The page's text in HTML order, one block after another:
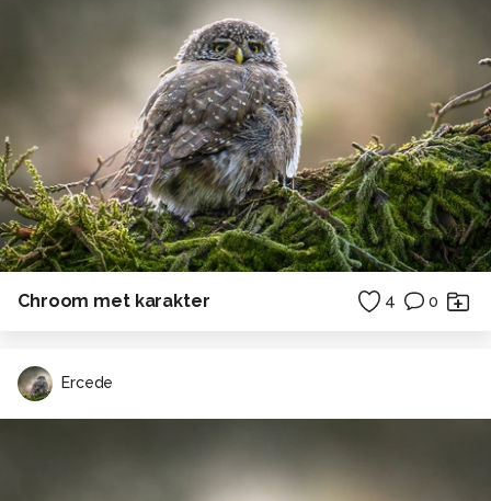
Chroom met karakter 4 0
Ercede